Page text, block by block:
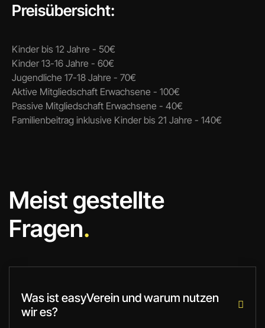
Preisübersicht:
Kinder bis 12 Jahre - 50€
Kinder 13-16 Jahre - 60€
Jugendliche 17-18 Jahre - 70€
Aktive Mitgliedschaft Erwachsene - 100€
Passive Mitgliedschaft Erwachsene - 40€
Familienbeitrag inklusive Kinder bis 21 Jahre - 140€
Meist gestellte
Fragen.
Was ist easyVerein und warum nutzen
wir es?
